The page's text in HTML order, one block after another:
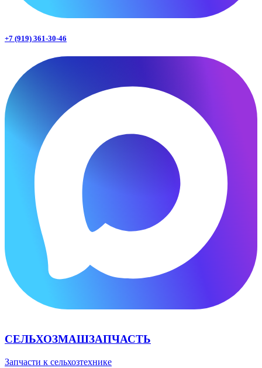
+7 (919) 361-30-46
СЕЛЬХОЗМАШЗАПЧАСТЬ
Запчасти к сельхозтехнике